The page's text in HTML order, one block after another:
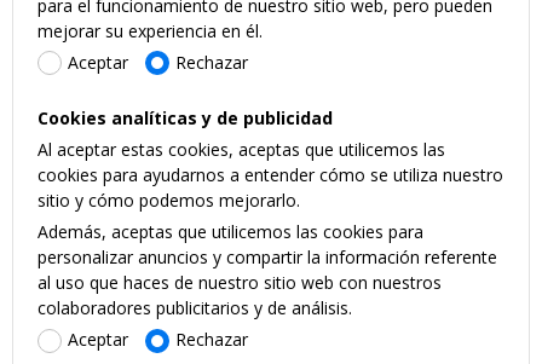
para el funcionamiento de nuestro sitio web, pero pueden
mejorar su experiencia en él.
Aceptar
Rechazar
Cookies analíticas y de publicidad
Al aceptar estas cookies, aceptas que utilicemos las
cookies para ayudarnos a entender cómo se utiliza nuestro
sitio y cómo podemos mejorarlo.
Además, aceptas que utilicemos las cookies para
personalizar anuncios y compartir la información referente
al uso que haces de nuestro sitio web con nuestros
colaboradores publicitarios y de análisis.
Aceptar
Rechazar